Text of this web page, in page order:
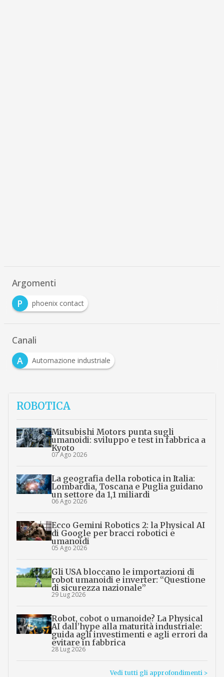
Argomenti
P
phoenix contact
Canali
A
Automazione industriale
ROBOTICA
Mitsubishi Motors punta sugli
umanoidi: sviluppo e test in fabbrica a
Kyoto
07 Ago 2026
La geografia della robotica in Italia:
Lombardia, Toscana e Puglia guidano
un settore da 1,1 miliardi
06 Ago 2026
Ecco Gemini Robotics 2: la Physical AI
di Google per bracci robotici e
umanoidi
05 Ago 2026
Gli USA bloccano le importazioni di
robot umanoidi e inverter: “Questione
di sicurezza nazionale”
29 Lug 2026
Robot, cobot o umanoide? La Physical
AI dall’hype alla maturità industriale:
guida agli investimenti e agli errori da
evitare in fabbrica
28 Lug 2026
Vedi tutti gli approfondimenti >